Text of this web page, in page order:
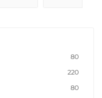
80
220
80